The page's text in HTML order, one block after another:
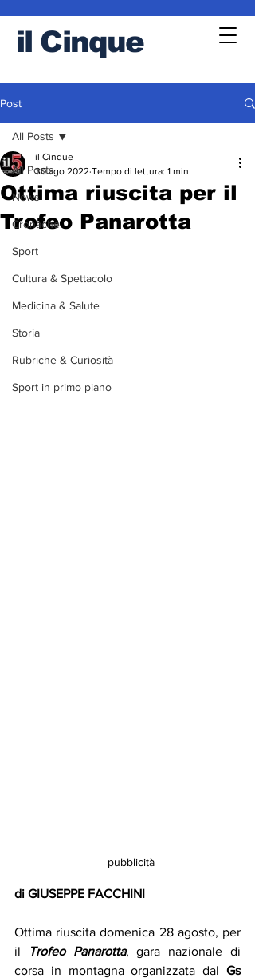
il Cinque
Post
All Posts
News
Cronache
Sport
Cultura & Spettacolo
Medicina & Salute
Storia
Rubriche & Curiosità
Sport in primo piano
All Posts
Ottima riuscita per il
Trofeo Panarotta
il Cinque
30 ago 2022 Tempo di lettura: 1 min
  pubblicità
di GIUSEPPE FACCHINI
Ottima riuscita domenica 28 agosto, per
il
Trofeo Panarotta, gara nazionale di
corsa in montagna organizzata dal Gs